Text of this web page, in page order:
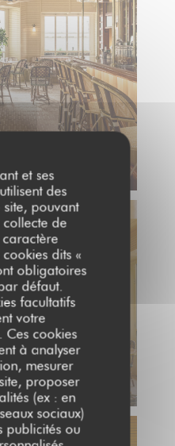
et ses
des
pouvant
de
dits «
obligatoires
défaut.
facultatifs
votre
Ces cookies
à analyser
mesurer
proposer
(ex : en
sociaux)
publicités ou